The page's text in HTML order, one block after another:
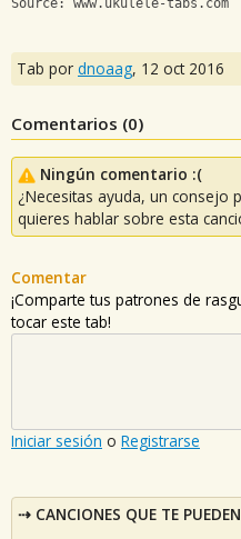
Source: www.ukulele-tabs.com
Tab por dnoaag, 12 oct 2016
Comentarios (0)
Ningún comentario :(
¿Necesitas ayuda, un consejo
quieres hablar sobre esta
Comentar
¡Comparte tus patrones de
tocar este tab!
Iniciar sesión o Registrarse
CANCIONES QUE TE